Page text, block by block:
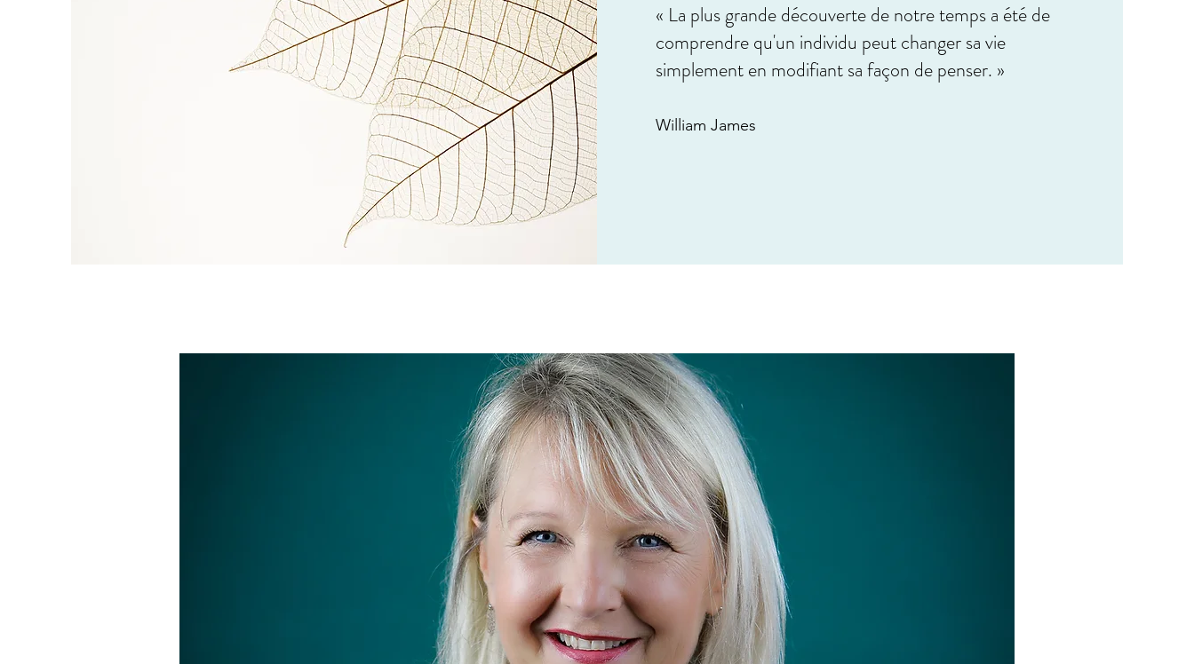
« La plus grande découverte de notre temps a été de
comprendre qu'un individu peut changer sa vie
simplement en modifiant sa façon de penser. »
William James